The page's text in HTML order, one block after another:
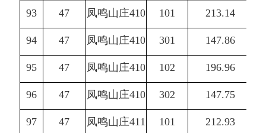
93 47 凤鸣山庄410 101 213.14
94 47 凤鸣山庄410 301 147.86
95 47 凤鸣山庄410 102 196.96
96 47 凤鸣山庄410 302 147.75
97 47 凤鸣山庄411 101 212.93